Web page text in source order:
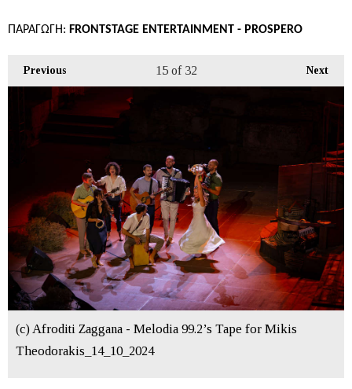
ΠΑΡΑΓΩΓΗ: FRONTSTAGE ENTERTAINMENT - PROSPERO
Previous Next
15of 32
(c) Afroditi Zaggana - Melodia 99.2’s Tape for Mikis
Theodorakis_14_10_2024